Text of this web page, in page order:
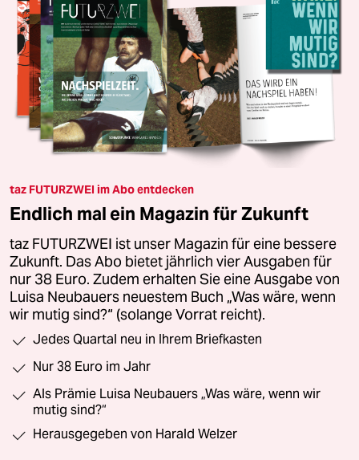
taz FUTURZWEI im Abo entdecken
Endlich mal ein Magazin für Zukunft
taz FUTURZWEI ist unser Magazin für eine bessere
Zukunft. Das Abo bietet jährlich vier Ausgaben für
nur 38 Euro. Zudem erhalten Sie eine Ausgabe von
Luisa Neubauers neuestem Buch „Was wäre, wenn
wir mutig sind?“ (solange Vorrat reicht).
Jedes Quartal neu in Ihrem Briefkasten
Nur 38 Euro im Jahr
Als Prämie Luisa Neubauers „Was wäre, wenn wir
mutig sind?“
Herausgegeben von Harald Welzer